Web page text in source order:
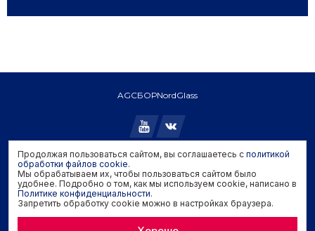
AGCБОРNordGlass
Copyright © 2026 AGC. All rights reserved.
Политика конфиденциальности
Политика обработки файлов cookie
Задать вопрос производителю
Продолжая пользоваться сайтом, вы соглашаетесь с политикой
обработки файлов cookie.
Мы обрабатываем их, чтобы пользоваться сайтом было
удобнее. Подробно о том, как мы используем cookie, написано в
Политике конфиденциальности.
Запретить обработку cookie можно в настройках браузера.